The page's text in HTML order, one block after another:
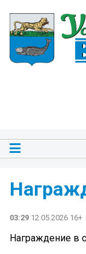
03:29 12.05.2026 16+
Награждение в